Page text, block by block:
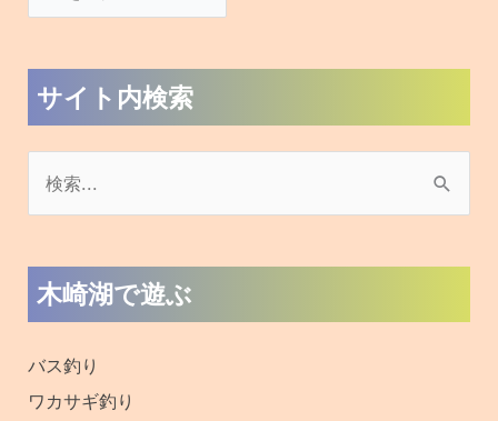
サイト内検索
象
木崎湖で遊ぶ
バス釣り
ワカサギ釣り